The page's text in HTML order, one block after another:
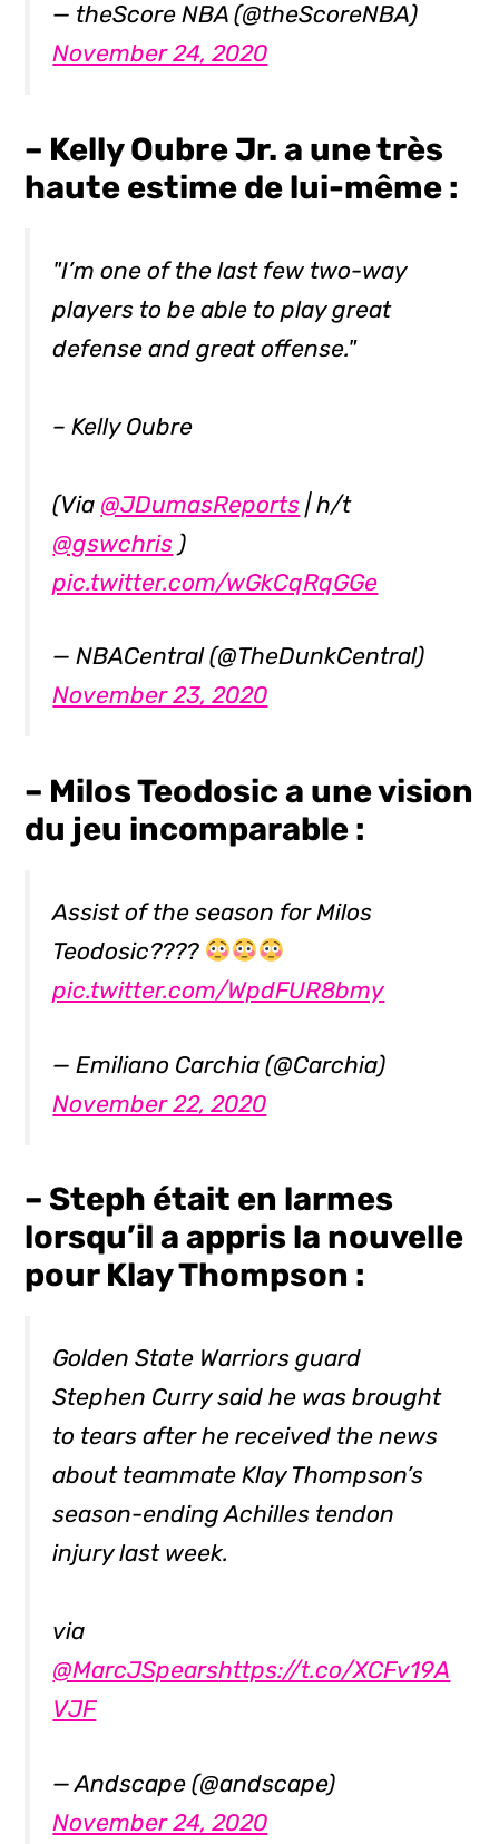
— theScore NBA (@theScoreNBA)
November 24, 2020
– Kelly Oubre Jr. a une très
haute estime de lui-même :
"I’m one of the last few two-way
players to be able to play great
defense and great offense."
– Kelly Oubre
(Via @JDumasReports | h/t
@gswchris )
pic.twitter.com/wGkCqRqGGe
— NBACentral (@TheDunkCentral)
November 23, 2020
– Milos Teodosic a une vision
du jeu incomparable :
Assist of the season for Milos
Teodosic????
pic.twitter.com/WpdFUR8bmy
— Emiliano Carchia (@Carchia)
November 22, 2020
– Steph était en larmes
lorsqu’il a appris la nouvelle
pour Klay Thompson :
Golden State Warriors guard
Stephen Curry said he was brought
to tears after he received the news
about teammate Klay Thompson’s
season-ending Achilles tendon
injury last week.
via
@MarcJSpearshttps://t.co/XCFv19A
VJF
— Andscape (@andscape)
November 24, 2020